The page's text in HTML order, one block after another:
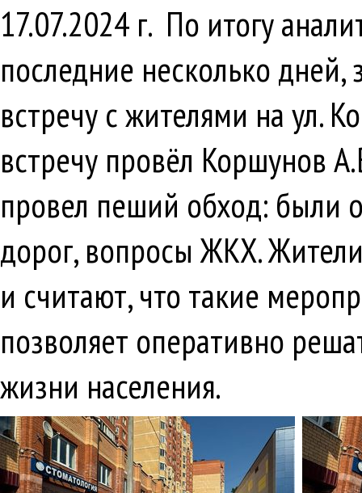
17.07.2024 г. По итогу
последние несколько
встречу с жителями на ул.
встречу провёл Коршунов
провел пеший обход: были
дорог, вопросы ЖКХ.
и считают, что такие
позволяет оперативно
жизни населения.